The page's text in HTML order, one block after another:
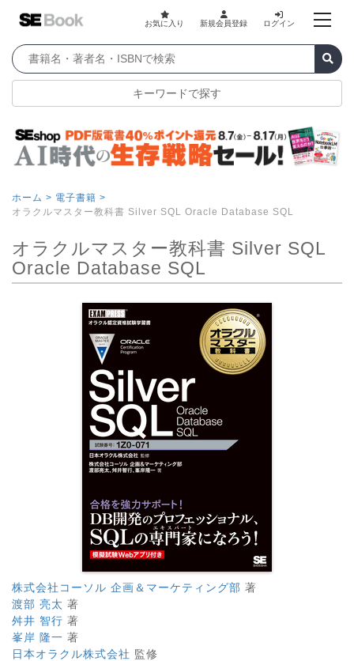
お気に入り 新規会員登録 ログイン
キーワードで探す
ホーム > 電子書籍 >
オラクルマスター教科書 Silver SQL Oracle Database SQL
オラクルマスター教科書 Silver SQL
Oracle Database SQL
株式会社コーソル 企画＆マーケティング部 著
渡部 亮太 著
舛井 智行 著
峯岸 隆一 著
日本オラクル株式会社 監修